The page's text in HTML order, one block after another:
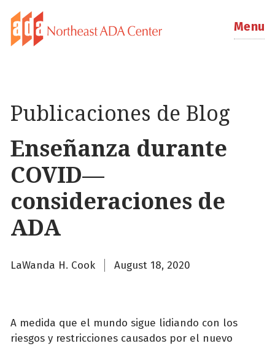
Menu
Publicaciones de Blog
Enseñanza durante
COVID—
consideraciones de
ADA
LaWanda H. Cook August 18, 2020
A medida que el mundo sigue lidiando con los
riesgos y restricciones causados por el nuevo